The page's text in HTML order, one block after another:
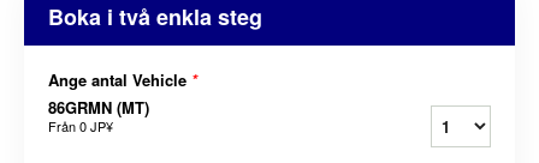
Boka i två enkla steg
Ange antal Vehicle *
86GRMN (MT)
Från0 JP¥